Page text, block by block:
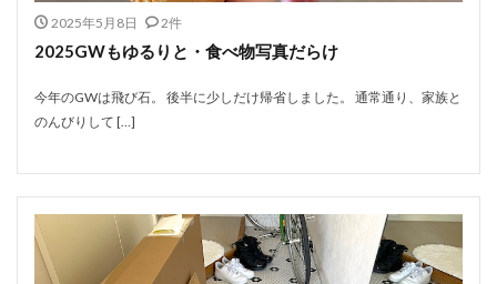
2025年5月8日 2件
2025GWもゆるりと・食べ物写真だらけ
今年のGWは飛び石。 後半に少しだけ帰省しました。 通常通り、家族と
のんびりして […]